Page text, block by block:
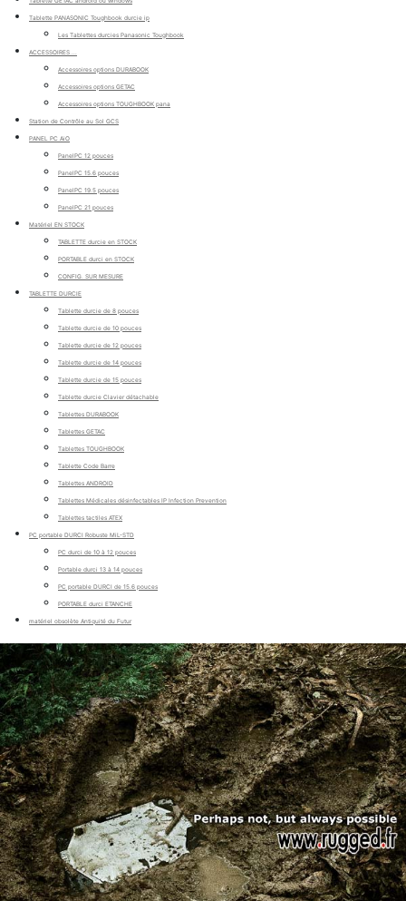
Tablette PANASONIC Toughbook durcie ip
Les Tablettes durcies Panasonic Toughbook
ACCESSOIRES ...
Accessoires options DURABOOK
Accessoires options GETAC
Accessoires options TOUGHBOOK pana
Station de Contrôle au Sol GCS
PANEL PC AiO
PanelPC 12 pouces
PanelPC 15.6 pouces
PanelPC 19.5 pouces
PanelPC 21 pouces
Matériel EN STOCK
TABLETTE durcie en STOCK
PORTABLE durci en STOCK
CONFIG. SUR MESURE
TABLETTE DURCIE
Tablette durcie de 8 pouces
Tablette durcie de 10 pouces
Tablette durcie de 12 pouces
Tablette durcie de 14 pouces
Tablette durcie de 15 pouces
Tablette durcie Clavier détachable
Tablettes DURABOOK
Tablettes GETAC
Tablettes TOUGHBOOK
Tablette Code Barre
Tablettes ANDROID
Tablettes Médicales désinfectables IP Infection Prevention
Tablettes tactiles ATEX
PC portable DURCI Robuste MiL-STD
PC durci de 10 à 12 pouces
Portable durci 13 à 14 pouces
PC portable DURCI de 15.6 pouces
PORTABLE durci ETANCHE
matériel obsolète Antiquité du Futur